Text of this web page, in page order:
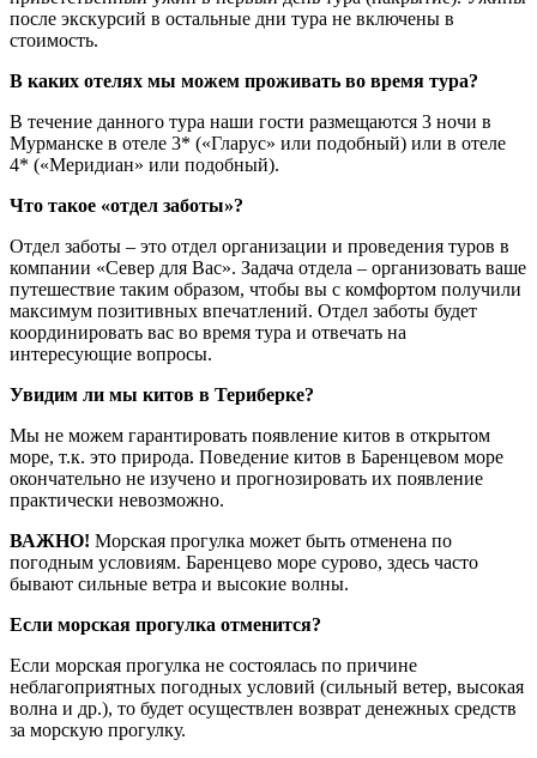
после экскурсий в остальные дни тура не включены в
стоимость.
В каких отелях мы можем проживать во время тура?
В течение данного тура наши гости размещаются 3 ночи в
Мурманске в отеле 3* («Гларус» или подобный) или в отеле
4* («Меридиан» или подобный).
Что такое «отдел заботы»?
Отдел заботы – это отдел организации и проведения туров в
компании «Север для Вас». Задача отдела – организовать ваше
путешествие таким образом, чтобы вы с комфортом получили
максимум позитивных впечатлений. Отдел заботы будет
координировать вас во время тура и отвечать на
интересующие вопросы.
Увидим ли мы китов в Териберке?
Мы не можем гарантировать появление китов в открытом
море, т.к. это природа. Поведение китов в Баренцевом море
окончательно не изучено и прогнозировать их появление
практически невозможно.
ВАЖНО! Морская прогулка может быть отменена по
погодным условиям. Баренцево море сурово, здесь часто
бывают сильные ветра и высокие волны.
Если морская прогулка отменится?
Если морская прогулка не состоялась по причине
неблагоприятных погодных условий (сильный ветер, высокая
волна и др.), то будет осуществлен возврат денежных средств
за морскую прогулку.